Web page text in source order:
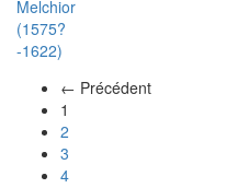
Melchior
(1575?
-1622)
← Précédent
1
2
3
4